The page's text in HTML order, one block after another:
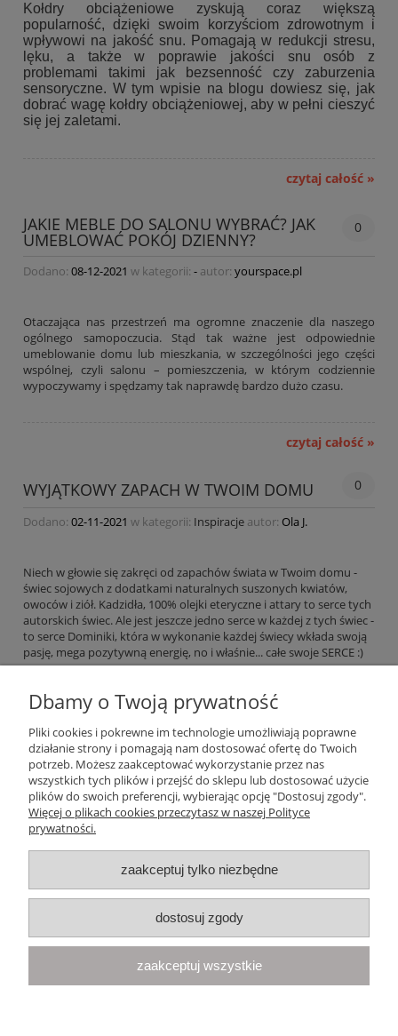
Kołdry obciążeniowe zyskują coraz większą
popularność, dzięki swoim korzyściom zdrowotnym i
wpływowi na jakość snu. Pomagają w redukcji stresu,
lęku, a także w poprawie jakości snu osób z
problemami takimi jak bezsenność czy zaburzenia
sensoryczne. W tym wpisie na blogu dowiesz się, jak
dobrać wagę kołdry obciążeniowej, aby w pełni cieszyć
się jej zaletami.
czytaj całość »
JAKIE MEBLE DO SALONU WYBRAĆ? JAK
UMEBLOWAĆ POKÓJ DZIENNY?
0
Dodano: 08-12-2021 w kategorii: - autor: yourspace.pl
Otaczająca nas przestrzeń ma ogromne znaczenie dla naszego
ogólnego samopoczucia. Stąd tak ważne jest odpowiednie
umeblowanie domu lub mieszkania, w szczególności jego części
wspólnej, czyli salonu – pomieszczenia, w którym codziennie
wypoczywamy i spędzamy tak naprawdę bardzo dużo czasu.
czytaj całość »
WYJĄTKOWY ZAPACH W TWOIM DOMU 0
Dodano: 02-11-2021 w kategorii: Inspiracje autor: Ola J.
Niech w głowie się zakręci od zapachów świata w Twoim domu -
świec sojowych z dodatkami naturalnych suszonych kwiatów,
owoców i ziół. Kadzidła, 100% olejki eteryczne i attary to serce tych
autorskich świec. Ale jest jeszcze jedno serce w każdej z tych świec -
to serce Dominiki, która w wykonanie każdej świecy wkłada swoją
pasję, mega pozytywną energię, no i właśnie... całe swoje SERCE :)
Pomoc
Moje konto
Płatności i dostawa
Informacje
O nas
Your Space| Olimpijska 8, 86-010 Samociążek, woj. kujawsko-
Dbamy o Twoją prywatność
Pliki cookies i pokrewne im technologie umożliwiają poprawne
działanie strony i pomagają nam dostosować ofertę do Twoich
potrzeb. Możesz zaakceptować wykorzystanie przez nas
wszystkich tych plików i przejść do sklepu lub dostosować użycie
plików do swoich preferencji, wybierając opcję "Dostosuj zgody".
Więcej o plikach cookies przeczytasz w naszej Polityce
prywatności.
zaakceptuj tylko niezbędne
dostosuj zgody
zaakceptuj wszystkie